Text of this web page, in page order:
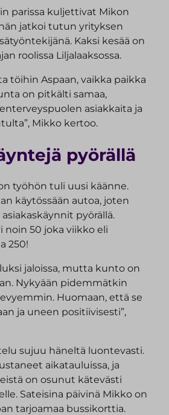
parissa kuljettivat Mikon
jatkoi tutun yrityksen
Kaksi kesää on
roolissa Liljalaaksossa.
töihin Aspaan, vaikka paikka
on pitkälti samaa,
asiakkaita ja
Mikko kertoo.
pyörällä
työhön tuli uusi käänne.
käytössään autoa, joten
pyörällä.
noin 50 joka viikko eli
250!
jaloissa, mutta kunto on
Nykyään pidemmätkin
Huomaan, että se
ja uneen positiivisesti”,
sujuu häneltä luontevasti.
aikatauluissa, ja
on osunut kätevästi
Sateisina päivinä Mikko on
tarjoamaa bussikorttia.